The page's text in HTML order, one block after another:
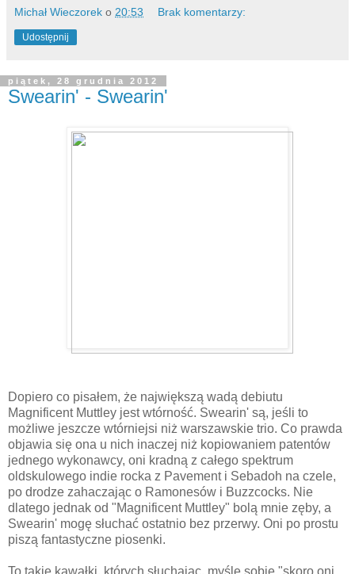
Michał Wieczorek o 20:53 Brak komentarzy:
Udostępnij
piątek, 28 grudnia 2012
Swearin' - Swearin'
Dopiero co pisałem, że największą wadą debiutu
Magnificent Muttley jest wtórność. Swearin' są, jeśli to
możliwe jeszcze wtórniejsi niż warszawskie trio. Co prawda
objawia się ona u nich inaczej niż kopiowaniem patentów
jednego wykonawcy, oni kradną z całego spektrum
oldskulowego indie rocka z Pavement i Sebadoh na czele,
po drodze zahaczając o Ramonesów i Buzzcocks. Nie
dlatego jednak od "Magnificent Muttley" bolą mnie zęby, a
Swearin' mogę słuchać ostatnio bez przerwy. Oni po prostu
piszą fantastyczne piosenki.
To takie kawałki, których słuchając, myślę sobie "skoro oni